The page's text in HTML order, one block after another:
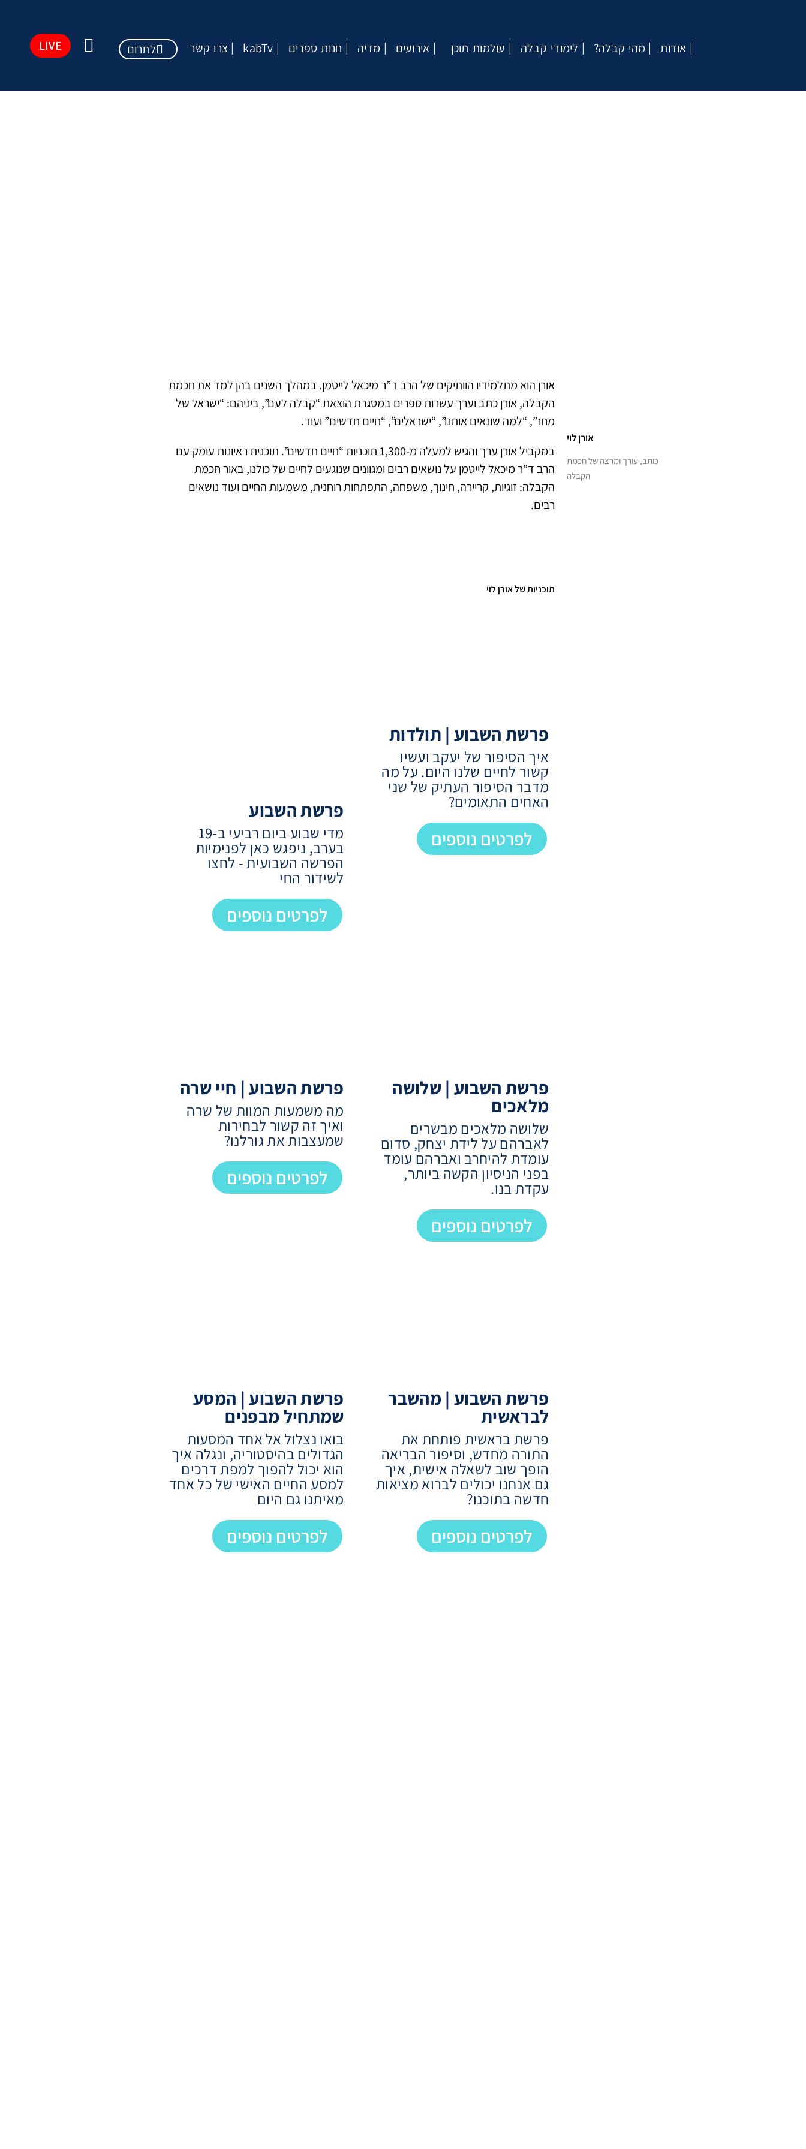
LIVE לתרום צרו קשר kabTv חנות ספרים מדיה אירועים עולמות תוכן לימודי קבלה ?מהי קבלה אודות
אורן הוא מתלמידיו הוותיקים של הרב ד”ר מיכאל לייטמן. במהלך השנים בהן למד את חכמת
הקבלה, אורן כתב וערך עשרות ספרים במסגרת הוצאת “קבלה לעם”, ביניהם: “ישראל של
מחר”, “למה שונאים אותנו”, “ישראלים”, “חיים חדשים” ועוד.
במקביל אורן ערך והגיש למעלה מ-1,300 תוכניות “חיים חדשים”. תוכנית ראיונות עומק עם
הרב ד”ר מיכאל לייטמן על נושאים רבים ומגוונים שנוגעים לחיים של כולנו, באור חכמת
הקבלה: זוגיות, קריירה, חינוך, משפחה, התפתחות רוחנית, משמעות החיים ועוד נושאים
רבים.
תוכניות של אורן לוי
פרשת השבוע
מדי שבוע ביום רביעי ב-19
בערב, ניפגש כאן לפנימיות
הפרשה השבועית - לחצו
לשידור החי
לפרטים נוספים
פרשת השבוע | תולדות
איך הסיפור של יעקב ועשיו
קשור לחיים שלנו היום. על מה
מדבר הסיפור העתיק של שני
האחים התאומים?
לפרטים נוספים
פרשת השבוע | חיי שרה
מה משמעות המוות של שרה
ואיך זה קשור לבחירות
שמעצבות את גורלנו?
לפרטים נוספים
פרשת השבוע | שלושה
מלאכים
שלושה מלאכים מבשרים
לאברהם על לידת יצחק, סדום
עומדת להיחרב ואברהם עומד
בפני הניסיון הקשה ביותר,
עקדת בנו.
לפרטים נוספים
פרשת השבוע | המסע
שמתחיל מבפנים
בואו נצלול אל אחד המסעות
הגדולים בהיסטוריה, ונגלה איך
הוא יכול להפוך למפת דרכים
למסע החיים האישי של כל אחד
מאיתנו גם היום
לפרטים נוספים
פרשת השבוע | מהשבר
לבראשית
פרשת בראשית פותחת את
התורה מחדש, וסיפור הבריאה
הופך שוב לשאלה אישית, איך
גם אנחנו יכולים לברוא מציאות
חדשה בתוכנו?
לפרטים נוספים
אורן לוי
כותב, עורך ומרצה של חכמת
הקבלה